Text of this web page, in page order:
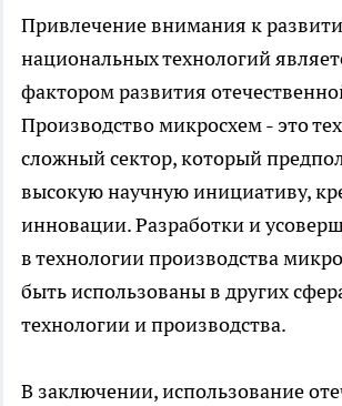
Привлечение внимания к
национальных технологий
фактором развития
Производство микросхем - это
сложный сектор, который
высокую научную инициативу,
инновации. Разработки и
в технологии производства
быть использованы в других
технологии и производства.
В заключении, использование